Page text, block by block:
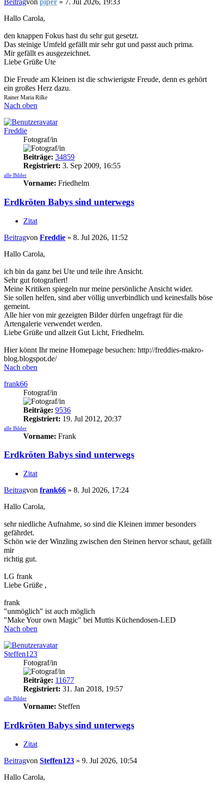
Beitragvon piper » 7. Jul 2026, 19:33
Hallo Carola,
den knappen Fokus hast du sehr gut gesetzt.
Das steinige Umfeld gefällt mir sehr gut und passt auch prima.
Mir gefällt es ausgezeichnet.
Liebe Grüße Ute
Die Freude am Kleinen ist die schwierigste Freude, denn es gehört
ein großes Herz dazu.
Rainer Maria Rilke
Nach oben
Freddie
Fotograf/in
Beiträge: 34859
Registriert: 3. Sep 2009, 16:55
alle Bilder
Vorname: Friedhelm
Erdkröten Babys sind unterwegs
Zitat
Beitragvon Freddie » 8. Jul 2026, 11:52
Hallo Carola,
ich bin da ganz bei Ute und teile ihre Ansicht.
Sehr gut fotografiert!
Meine Kritiken spiegeln nur meine persönliche Ansicht wider.
Sie sollen helfen, sind aber völlig unverbindlich und keinesfalls böse
gemeint.
Alle hier von mir gezeigten Bilder dürfen ungefragt für die
Artengalerie verwendet werden.
Liebe Grüße und allzeit Gut Licht, Friedhelm.
Hier könnt Ihr meine Homepage besuchen: http://freddies-makro-
blog.blogspot.de/
Nach oben
frank66
Fotograf/in
Beiträge: 9536
Registriert: 19. Jul 2012, 20:37
alle Bilder
Vorname: Frank
Erdkröten Babys sind unterwegs
Zitat
Beitragvon frank66 » 8. Jul 2026, 17:24
Hallo Carola,
sehr niedliche Aufnahme, so sind die Kleinen immer besonders
gefährdet.
Schön wie der Winzling zwischen den Steinen hervor schaut, gefällt
mir
richtig gut.
LG frank
Liebe Grüße ,
frank
"unmöglich" ist auch möglich
"Make Your own Magic" bei Muttis Küchendosen-LED
Nach oben
Steffen123
Fotograf/in
Beiträge: 11677
Registriert: 31. Jan 2018, 19:57
alle Bilder
Vorname: Steffen
Erdkröten Babys sind unterwegs
Zitat
Beitragvon Steffen123 » 9. Jul 2026, 10:54
Hallo Carola,